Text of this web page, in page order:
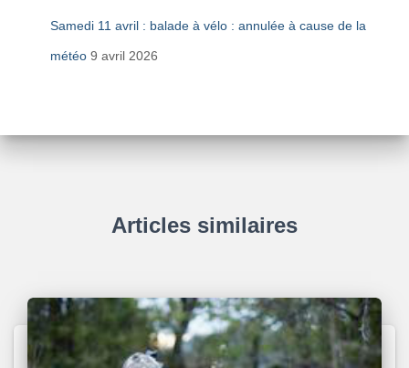
Samedi 11 avril : balade à vélo : annulée à cause de la
météo 9 avril 2026
Articles similaires